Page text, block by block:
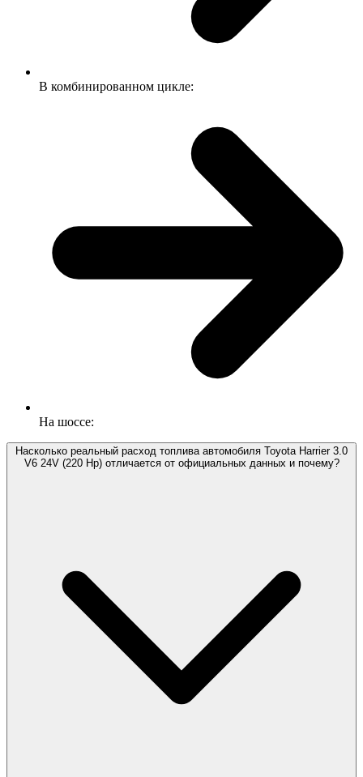
В комбинированном цикле:
На шоссе:
Насколько реальный расход топлива автомобиля Toyota Harrier 3.0
V6 24V (220 Hp) отличается от официальных данных и почему?